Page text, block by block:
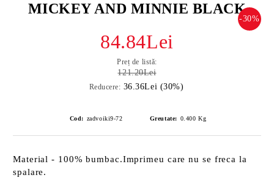
MICKEY AND MINNIE BLACK
-30%
84.84Lei
Preț de listă:
121.20Lei
Reducere: 36.36Lei (30%)
Cod: zadvoiki9-72 Greutate: 0.400 Kg
Material - 100% bumbac.Imprimeu care nu se freca la
spalare.